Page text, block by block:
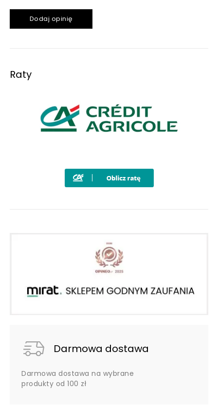
Dodaj opinię
Raty
Darmowa dostawa
Darmowa dostawa na wybrane
produkty od 100 zł